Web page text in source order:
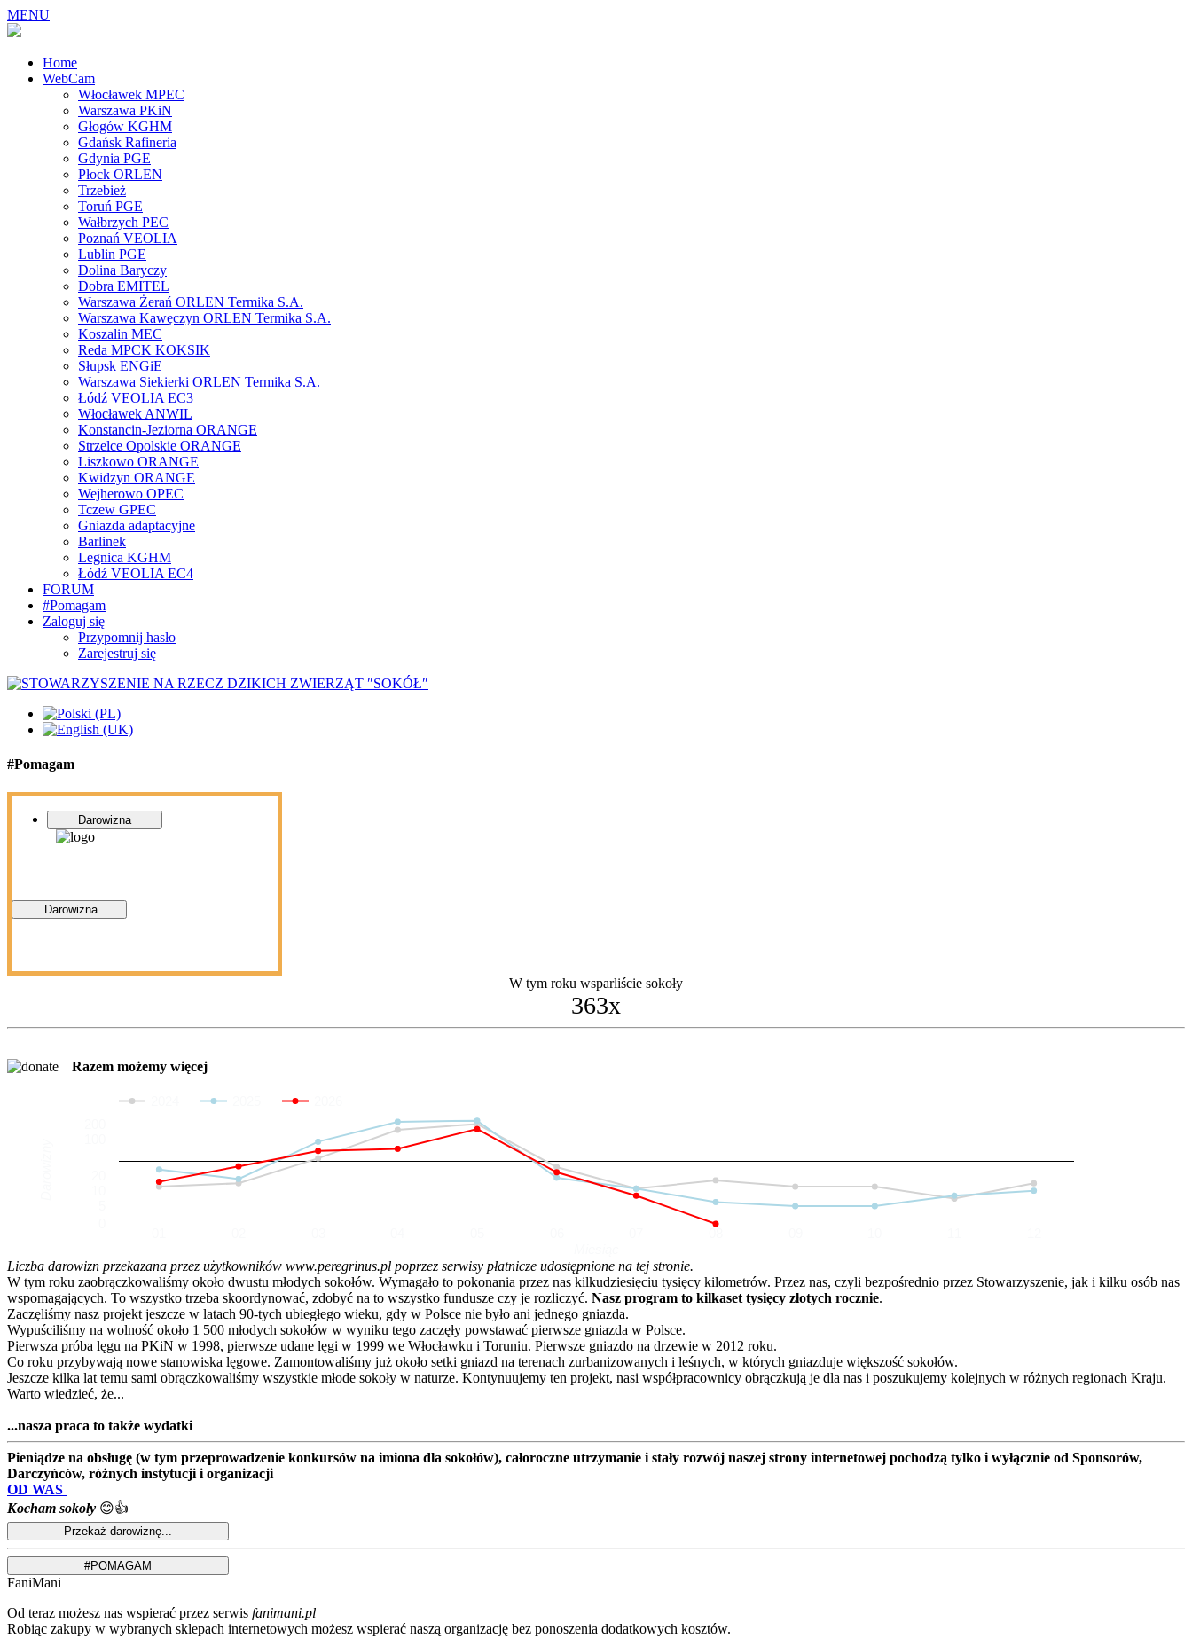
MENU
Home
WebCam
Włocławek MPEC
Warszawa PKiN
Głogów KGHM
Gdańsk Rafineria
Gdynia PGE
Płock ORLEN
Trzebież
Toruń PGE
Wałbrzych PEC
Poznań VEOLIA
Lublin PGE
Dolina Baryczy
Dobra EMITEL
Warszawa Żerań ORLEN Termika S.A.
Warszawa Kawęczyn ORLEN Termika S.A.
Koszalin MEC
Reda MPCK KOKSIK
Słupsk ENGiE
Warszawa Siekierki ORLEN Termika S.A.
Łódź VEOLIA EC3
Włocławek ANWIL
Konstancin-Jeziorna ORANGE
Strzelce Opolskie ORANGE
Liszkowo ORANGE
Kwidzyn ORANGE
Wejherowo OPEC
Tczew GPEC
Gniazda adaptacyjne
Barlinek
Legnica KGHM
Łódź VEOLIA EC4
FORUM
#Pomagam
Zaloguj się
Przypomnij hasło
Zarejestruj się
#Pomagam
Darowizna
Darowizna
W tym roku wsparliście sokoły
363x
Razem możemy więcej
Liczba darowizn przekazana przez użytkowników www.peregrinus.pl poprzez serwisy płatnicze udostępnione na tej stronie.
W tym roku zaobrączkowaliśmy około dwustu młodych sokołów. Wymagało to pokonania przez nas kilkudziesięciu tysięcy kilometrów. Przez nas, czyli bezpośrednio przez Stowarzyszenie, jak i kilku osób nas
wspomagających. To wszystko trzeba skoordynować, zdobyć na to wszystko fundusze czy je rozliczyć. Nasz program to kilkaset tysięcy złotych rocznie.
Zaczęliśmy nasz projekt jeszcze w latach 90-tych ubiegłego wieku, gdy w Polsce nie było ani jednego gniazda.
Wypuściliśmy na wolność około 1 500 młodych sokołów w wyniku tego zaczęły powstawać pierwsze gniazda w Polsce.
Pierwsza próba lęgu na PKiN w 1998, pierwsze udane lęgi w 1999 we Włocławku i Toruniu. Pierwsze gniazdo na drzewie w 2012 roku.
Co roku przybywają nowe stanowiska lęgowe. Zamontowaliśmy już około setki gniazd na terenach zurbanizowanych i leśnych, w których gniazduje większość sokołów.
Jeszcze kilka lat temu sami obrączkowaliśmy wszystkie młode sokoły w naturze. Kontynuujemy ten projekt, nasi współpracownicy obrączkują je dla nas i poszukujemy kolejnych w różnych regionach Kraju.
Warto wiedzieć, że...
...nasza praca to także wydatki
Pieniądze na obsługę (w tym przeprowadzenie konkursów na imiona dla sokołów), całoroczne utrzymanie i stały rozwój naszej strony internetowej pochodzą tylko i wyłącznie od Sponsorów,
Darczyńców, różnych instytucji i organizacji
OD WAS
Kocham sokoły 😊👍
FaniMani
Od teraz możesz nas wspierać przez serwis fanimani.pl
Robiąc zakupy w wybranych sklepach internetowych możesz wspierać naszą organizację bez ponoszenia dodatkowych kosztów.